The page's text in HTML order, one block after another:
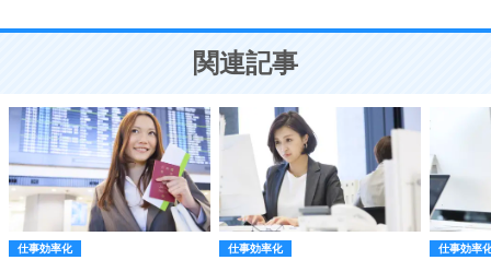
ことが大切。
関連記事
仕事効率化 仕事効率化 仕事効率